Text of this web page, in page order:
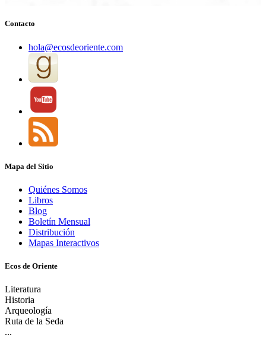
Contacto
hola@ecosdeoriente.com
Mapa del Sitio
Quiénes Somos
Libros
Blog
Boletín Mensual
Distribución
Mapas Interactivos
Ecos de Oriente
Literatura
Historia
Arqueología
Ruta de la Seda
...